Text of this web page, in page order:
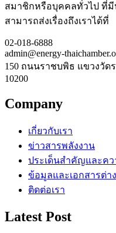
สมาชิกหรือบุคคลทั่วไป ที่มี
สามารถส่งเรื่องถึงเราได้ที่
02-018-6888
admin@energy-
150 ถนนราชบพิธ แขวงวัด
10200
Company
เกี่ยวกับเรา
ข่าวสารพลังงาน
ประเด็นสำคัญและคว
ข้อมูลและเอกสารต่า
ติดต่อเรา
Latest Post